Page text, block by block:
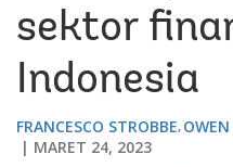
sektor
Indonesia
FRANCESCO STROBBE
MARET 24, 2023